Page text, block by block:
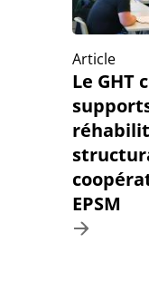
Article
Le GHT
EPSM